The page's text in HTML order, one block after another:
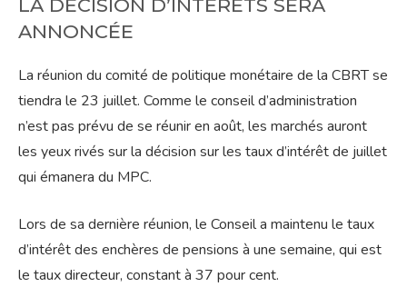
LA DÉCISION D’INTÉRÊTS SERA
ANNONCÉE
La réunion du comité de politique monétaire de la CBRT se
tiendra le 23 juillet. Comme le conseil d’administration
n’est pas prévu de se réunir en août, les marchés auront
les yeux rivés sur la décision sur les taux d’intérêt de juillet
qui émanera du MPC.
Lors de sa dernière réunion, le Conseil a maintenu le taux
d’intérêt des enchères de pensions à une semaine, qui est
le taux directeur, constant à 37 pour cent.